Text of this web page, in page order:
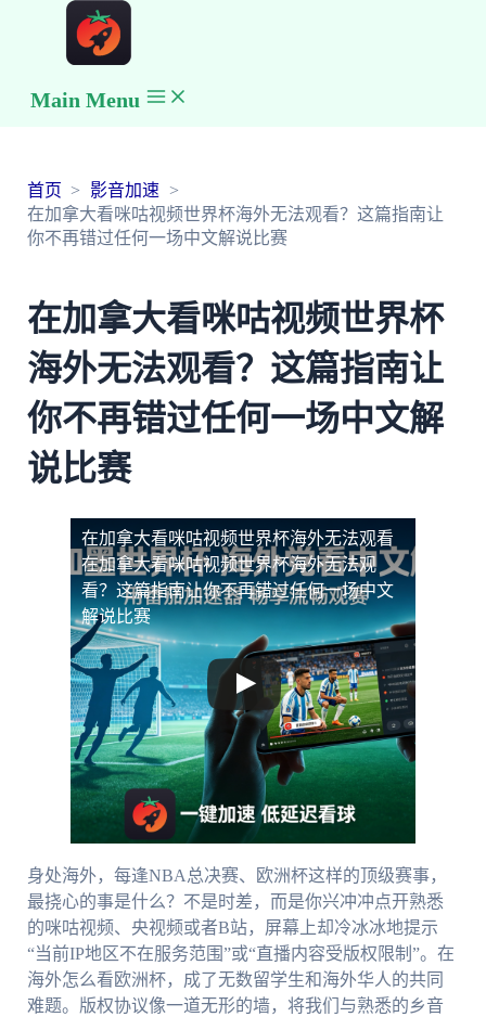
Main Menu
首页
影音加速
在加拿大看咪咕视频世界杯海外无法观看？这篇指南让
你不再错过任何一场中文解说比赛
在加拿大看咪咕视频世界杯
海外无法观看？这篇指南让
你不再错过任何一场中文解
说比赛
在加拿大看咪咕视频世界杯海外无法观看
在加拿大看咪咕视频世界杯海外无法观
看？这篇指南让你不再错过任何一场中文
解说比赛
身处海外，每逢NBA总决赛、欧洲杯这样的顶级赛事，
最挠心的事是什么？不是时差，而是你兴冲冲点开熟悉
的咪咕视频、央视频或者B站，屏幕上却冷冰冰地提示
“当前IP地区不在服务范围”或“直播内容受版权限制”。在
海外怎么看欧洲杯，成了无数留学生和海外华人的共同
难题。版权协议像一道无形的墙，将我们与熟悉的乡音